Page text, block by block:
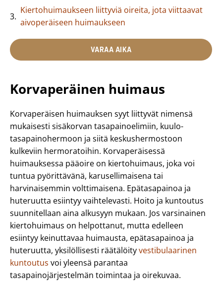
Kiertohuimaukseen liittyviä oireita, jota viittaavat
aivoperäiseen huimaukseen
VARAA AIKA
Korvaperäinen huimaus
Korvaperäisen huimauksen syyt liittyvät nimensä
mukaisesti sisäkorvan tasapainoelimiin, kuulo-
tasapainohermoon ja siitä keskushermostoon
kulkeviin hermoratoihin. Korvaperäisessä
huimauksessa pääoire on kiertohuimaus, joka voi
tuntua pyörittävänä, karusellimaisena tai
harvinaisemmin volttimaisena. Epätasapainoa ja
huteruutta esiintyy vaihtelevasti. Hoito ja kuntoutus
suunnitellaan aina alkusyyn mukaan. Jos varsinainen
kiertohuimaus on helpottanut, mutta edelleen
esiintyy keinuttavaa huimausta, epätasapainoa ja
huteruutta, yksilöllisesti räätälöityvestibulaarinen
kuntoutus voi yleensä parantaa
tasapainojärjestelmän toimintaa ja oirekuvaa.